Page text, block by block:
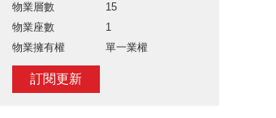
物業層數
15
物業座數
1
物業擁有權
單一業權
訂閱更新